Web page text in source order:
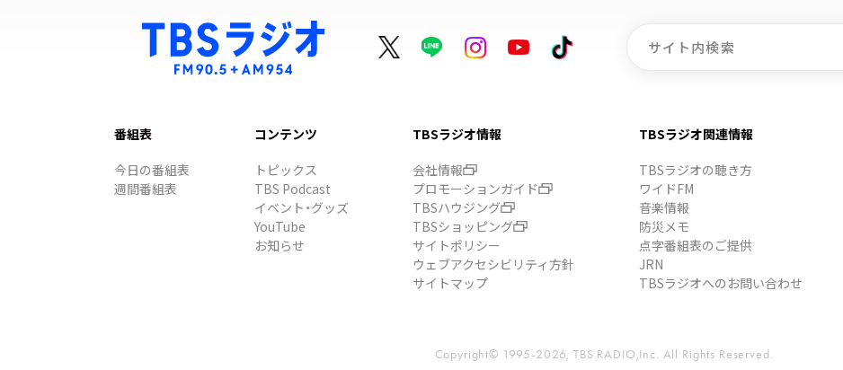
番組表
今日の番組表
週間番組表
コンテンツ
トピックス
TBS Podcast
イベント・グッズ
YouTube
お知らせ
TBSラジオ情報
会社情報
プロモーションガイド
TBSハウジング
TBSショッピング
サイトポリシー
ウェブアクセシビリティ方針
サイトマップ
TBSラジオ関連情報
TBSラジオの聴き方
ワイドFM
音楽情報
防災メモ
点字番組表のご提供
JRN
TBSラジオへのお問い合わせ
Copyright© 1995-2026, TBS RADIO,Inc. All Rights Reserved.